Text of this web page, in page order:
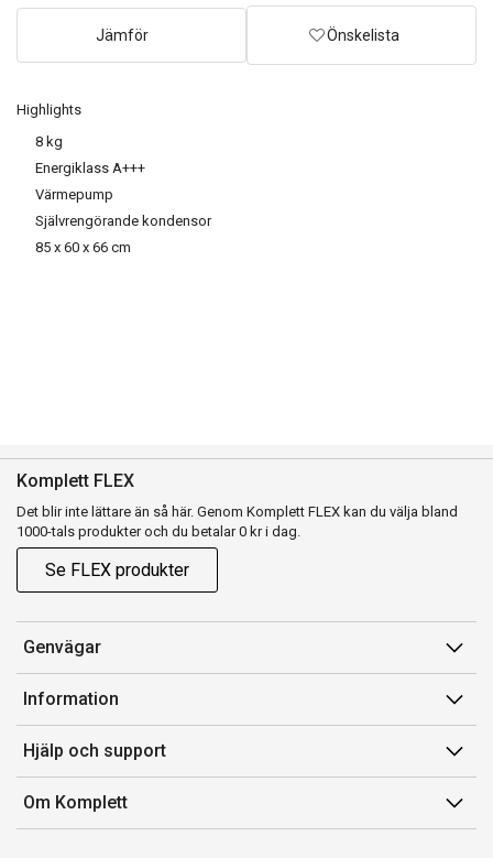
Highlights
8 kg
Energiklass A+++
Värmepump
Självrengörande kondensor
85 x 60 x 66 cm
Jämför Önskelista
Komplett FLEX
Det blir inte lättare än så här. Genom Komplett FLEX kan du välja bland
1000-tals produkter och du betalar 0 kr i dag.
Se FLEX produkter
Genvägar
Konto
Orderhistorik
Presentkort
Komplett Club
Information
Försäljningsvillkor
Medlemsvillkor for Komplett Club
Lediga tjänster
Hjälp och support
Kontakta oss
Kundservice
Om Komplett